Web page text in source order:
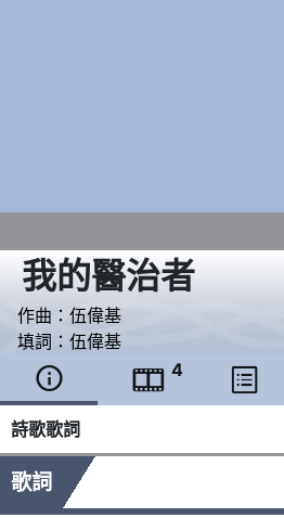
我的醫治者
作曲： 伍偉基
填詞： 伍偉基
  4 
詩歌歌詞
歌詞